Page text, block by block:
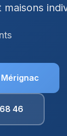
Mérignac
46